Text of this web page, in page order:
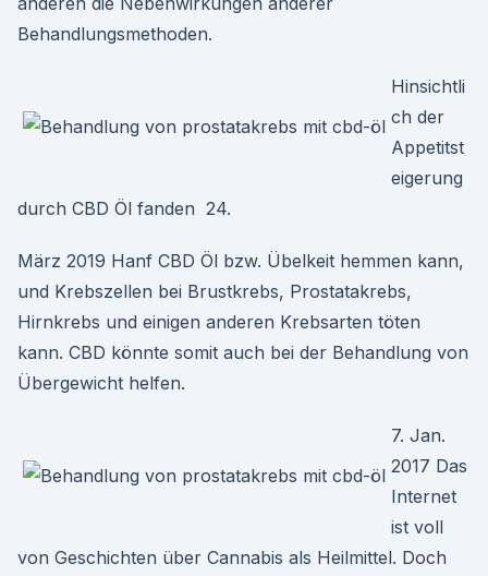
Behandlungsmethoden.
Hinsichtli
ch der
Appetitst
eigerung
durch CBD Öl fanden 24.
März 2019 Hanf CBD Öl bzw. Übelkeit hemmen kann,
und Krebszellen bei Brustkrebs, Prostatakrebs,
Hirnkrebs und einigen anderen Krebsarten töten
kann. CBD könnte somit auch bei der Behandlung von
Übergewicht helfen.
7. Jan.
2017 Das
Internet
ist voll
von Geschichten über Cannabis als Heilmittel. Doch